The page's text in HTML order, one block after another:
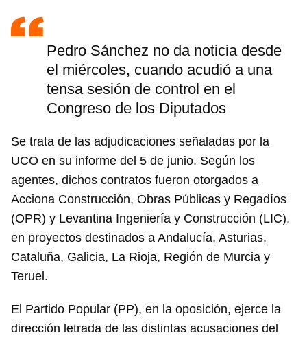
Pedro Sánchez no da noticia desde
el miércoles, cuando acudió a una
tensa sesión de control en el
Congreso de los Diputados
Se trata de las adjudicaciones señaladas por la
UCO en su informe del 5 de junio. Según los
agentes, dichos contratos fueron otorgados a
Acciona Construcción, Obras Públicas y Regadíos
(OPR) y Levantina Ingeniería y Construcción (LIC),
en proyectos destinados a Andalucía, Asturias,
Cataluña, Galicia, La Rioja, Región de Murcia y
Teruel.
El Partido Popular (PP), en la oposición, ejerce la
dirección letrada de las distintas acusaciones del